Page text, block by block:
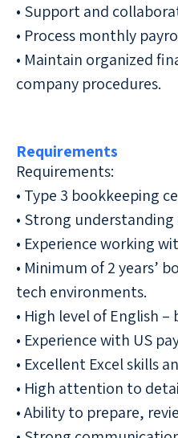
• Support and
• Process monthly
• Maintain organized
company procedures.
Requirements
Requirements:
• Type 3 bookkeeping
• Strong
• Experience working
• Minimum of 2 years’
tech environments.
• Experience with US
• Excellent Excel skills
• High attention to
• Ability to prepare,